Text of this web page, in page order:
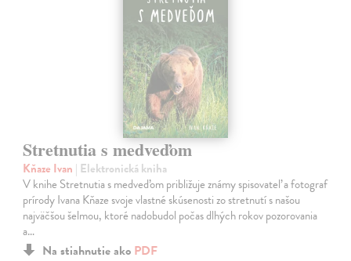
Stretnutia s medveďom
Kňaze Ivan | Elektronická kniha
V knihe Stretnutia s medveďom približuje známy spisovateľ a fotograf
prírody Ivana Kňaze svoje vlastné skúsenosti zo stretnutí s našou
najväčšou šelmou, ktoré nadobudol počas dlhých rokov pozorovania
a…
Na stiahnutie ako PDF